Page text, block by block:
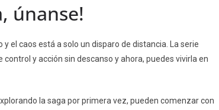
únanse!
el caos está a solo un disparo de distancia. La serie
y acción sin descanso y ahora, puedes vivirla en
la saga por primera vez, pueden comenzar con